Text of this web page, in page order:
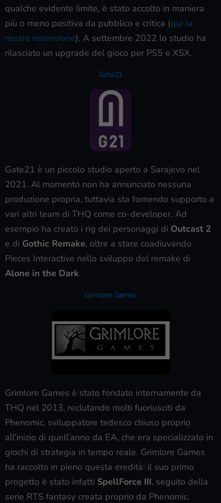
qualche evidente limite, è stato accolto in maniera
più o meno positiva da pubblico e critica (qui la
nostra recensione). A settembre 2022 lo studio ha
rilasciato un upgrade del gioco per PS5 e XSX.
Gate21
Gate21 è un piccolo studio aperto a Sarajevo nel
2021. Al momento non ha annunciato nessuna
produzione propria, tuttavia sta fornendo supporto a
vari altri team di THQ come co-developer. Ad
esempio ha creato i rig dei personaggi di Outcast 2
e di Gothic Remake, oltre a stare coadiuvando
Pieces Interactive nello sviluppo del remake di
Alone in the Dark.
Grimlore Games
Grimlore Games è stato fondato internamente da
THQ nel 2013, reclutando molti fuoriusciti da
Phenomic, sviluppatore tedesco chiuso proprio
all’inizio di quell’anno da EA, che era specializzato in
giochi di strategia in tempo reale. Grimlore Games
ha raccolto in pieno questa eredità: il suo primo
progetto è stato infatti SpellForce III, seguito della
serie RTS fantasy creata proprio da Phenomic.